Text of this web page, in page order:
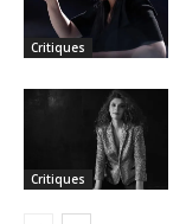
Critiques
Critiques